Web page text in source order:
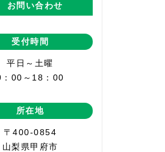
お問い合わせ
受付時間
平日～土曜
：00～18：00
所在地
〒400-0854
山梨県甲府市